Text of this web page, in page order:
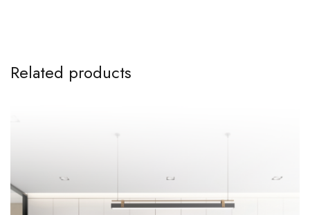
Related products